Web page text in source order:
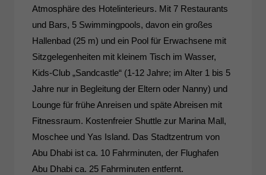
Atmosphäre des Hotelinterieurs. Mit 7 Restaurants
und Bars, 5 Swimmingpools, davon ein großes
Hallenbad (25 m) und ein Pool für Erwachsene mit
Sitzgelegenheiten mit kleinem Tisch im Wasser,
Kids-Club „Sandcastle“ (1-12 Jahre; im Alter 1 bis 5
Jahre nur in Begleitung der Eltern oder Nanny) und
Lounge für frühe Anreisen und späte Abreisen mit
Fitnessraum. Kostenfreier Shuttle zur Marina Mall,
Moschee und Yas Island. Das Stadtzentrum von
Abu Dhabi ist ca. 10 Fahrminuten, der Flughafen
Abu Dhabi ca. 25 Fahrminuten entfernt.